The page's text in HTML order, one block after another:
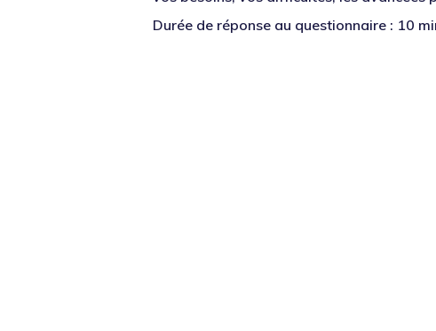
Durée de réponse au questionnaire : 10